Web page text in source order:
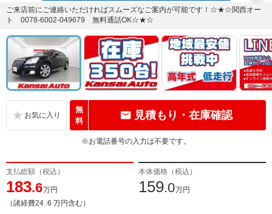
ご来店前にご連絡いただければスムーズなご案内が可能です！☆★☆関西オー
ト 0078-6002-049679 無料通話OK☆★☆
無
料
見積もり・在庫確認
※お電話番号の入力は不要です。
支払総額（税込）
183.6万円
（諸経費24 .6 万円含む）
本体価格（税込）
159.0万円